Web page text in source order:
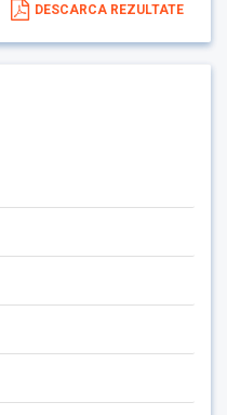
DESCARCA REZULTATE